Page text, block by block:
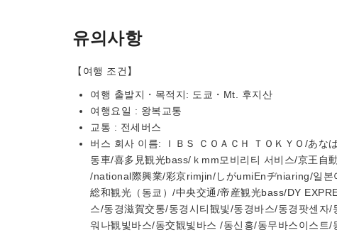
유의사항
【여행 조건】
여행 출발지・목적지: 도쿄・Mt. 후지산
여행요일 : 왕복교통
교통 : 전세버스
버스 회사 이름: ＩＢＳ ＣＯＡＣＨ ＴＯＫＹＯ/あ
동車/喜多見観光bass/ｋmm모비리티 서비스/京王自
/national際興業/彩京rimjin/しがumiEnヂniaring/일
総和観光（동쿄）/中央交通/帝産観光bass/DY
스/동경滋賀交통/동경시티観빛/동경바스/동경팟센자
워나観빛바스/동交観빛바스 /동신흥/동무바스이스